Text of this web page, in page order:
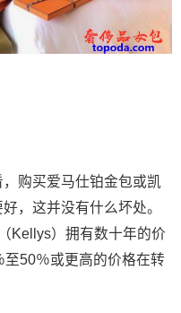
购买爱马仕铂金包或凯
，这并没有什么坏处。
Kellys）拥有数十年的价
50％或更高的价格在转